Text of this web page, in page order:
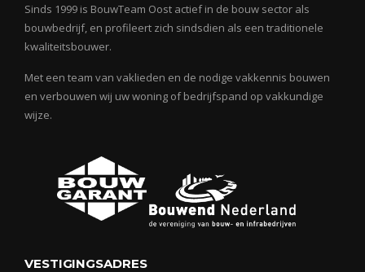
Sinds 1999 is BouwTeam Oost actief in de bouw sector als
bouwbedrijf, en profileert zich sindsdien als een traditionele
kwaliteitsbouwer.
Met een team van vaklieden en de nodige vakkennis bouwen
en verbouwen wij uw woning of bedrijfspand op vakkundige
wijze.
VESTIGINGSADRES